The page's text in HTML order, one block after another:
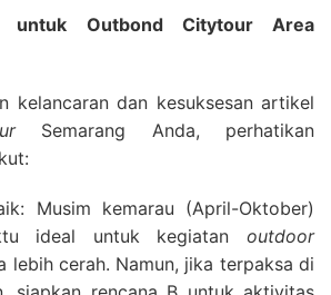
untuk Outbond Citytour Area
kelancaran dan kesuksesan artikel
Semarang Anda, perhatikan
Musim kemarau (April-Oktober)
ideal untuk kegiatan outdoor
lebih cerah. Namun, jika terpaksa di